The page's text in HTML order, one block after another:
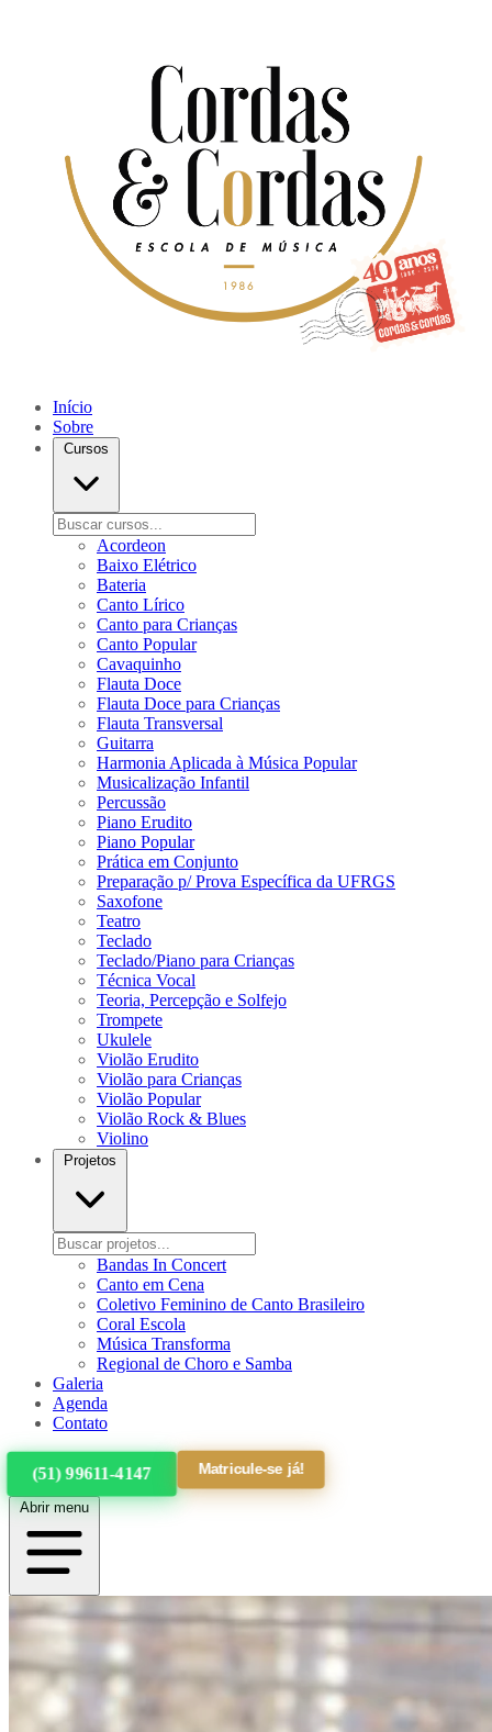
Início
Sobre
Cursos
Acordeon
Baixo Elétrico
Bateria
Canto Lírico
Canto para Crianças
Canto Popular
Cavaquinho
Flauta Doce
Flauta Doce para Crianças
Flauta Transversal
Guitarra
Harmonia Aplicada à Música Popular
Musicalização Infantil
Percussão
Piano Erudito
Piano Popular
Prática em Conjunto
Preparação p/ Prova Específica da UFRGS
Saxofone
Teatro
Teclado
Teclado/Piano para Crianças
Técnica Vocal
Teoria, Percepção e Solfejo
Trompete
Ukulele
Violão Erudito
Violão para Crianças
Violão Popular
Violão Rock & Blues
Violino
Projetos
Bandas In Concert
Canto em Cena
Coletivo Feminino de Canto Brasileiro
Coral Escola
Música Transforma
Regional de Choro e Samba
Galeria
Agenda
Contato
(51) 99611-4147 Matricule-se já!
Abrir menu